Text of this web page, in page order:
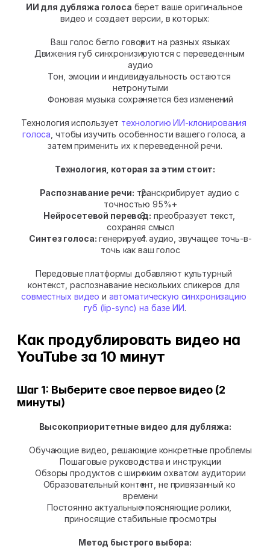
ИИ для дубляжа голоса берет ваше оригинальное
видео и создает версии, в которых:
Ваш голос бегло говорит на разных языках
Движения губ синхронизируются с переведенным
аудио
Тон, эмоции и индивидуальность остаются
нетронутыми
Фоновая музыка сохраняется без изменений
Технология использует технологию ИИ-клонирования
голоса , чтобы изучить особенности вашего голоса, а
затем применить их к переведенной речи.
Технология, которая за этим стоит:
Распознавание речи: транскрибирует аудио с
точностью 95%+
Нейросетевой перевод: преобразует текст,
сохраняя смысл
Синтез голоса: генерирует аудио, звучащее точь-в-
точь как ваш голос
Передовые платформы добавляют культурный
совместных видео и автоматическую синхронизацию
губ (lip-sync) на базе ИИ.
Как продублировать видео на
YouTube за 10 минут
Шаг 1: Выберите свое первое видео (2
минуты)
Высокоприоритетные видео для дубляжа:
Обучающие видео, решающие конкретные проблемы
Пошаговые руководства и инструкции
Обзоры продуктов с широким охватом аудитории
Образовательный контент, не привязанный ко
времени
Постоянно актуальные поясняющие ролики,
приносящие стабильные просмотры
Метод быстрого выбора: